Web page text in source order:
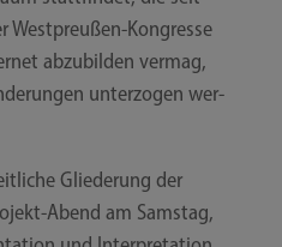
Westpreußen-​​Kongresse
abzu­bil­den ver­mag,
unter­zo­gen wer­
Glie­de­rung der
​​Abend am Sams­tag,